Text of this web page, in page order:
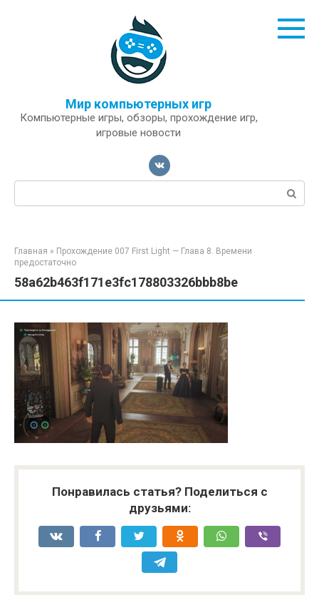
Мир компьютерных игр
Компьютерные игры, обзоры, прохождение игр,
игровые новости
Поиск:
Главная » Прохождение 007 First Light — Глава 8. Времени
предостаточно
58a62b463f171e3fc178803326bbb8be
Понравилась статья? Поделиться с
друзьями: